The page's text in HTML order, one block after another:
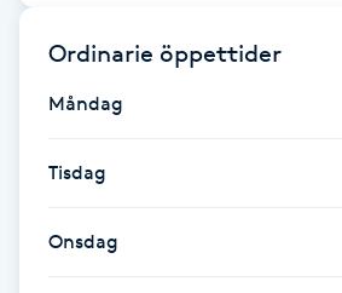
Hudvård
Ordinarie öppettider
Måndag
Tisdag
Onsdag